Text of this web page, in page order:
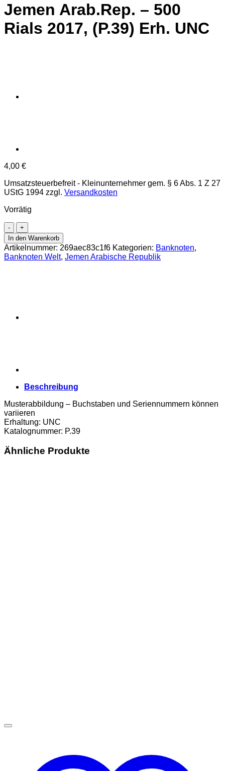
Jemen Arab.Rep. – 500
Rials 2017, (P.39) Erh. UNC
4,00 €
Umsatzsteuerbefreit - Kleinunternehmer gem. § 6 Abs. 1 Z 27
UStG 1994 zzgl. Versandkosten
Vorrätig
Jemen
Arab.Rep.
-
500
Rials
In den Warenkorb
Artikelnummer: 269aec83c1f6 Kategorien: Banknoten,
Banknoten Welt, Jemen Arabische Republik
Beschreibung
Musterabbildung – Buchstaben und Seriennummern können
variieren
Erhaltung: UNC
Katalognummer: P.39
Ähnliche Produkte